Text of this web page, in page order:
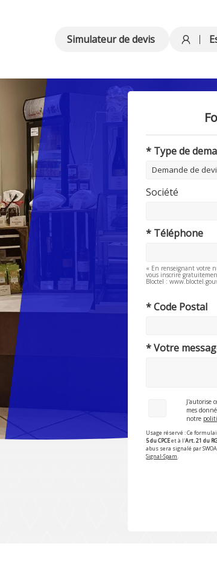
Simulateur de devis
* Type de
Société
* Téléphone
« En renseignant votre
vous inscrire
Bloctel :
* Code Postal
* Votre
J'autorise
mes
notre
Usage réservé : Ce
5 du CPCEet à l'Art. 21 du
abus sera signalé par
Signal-Spam.